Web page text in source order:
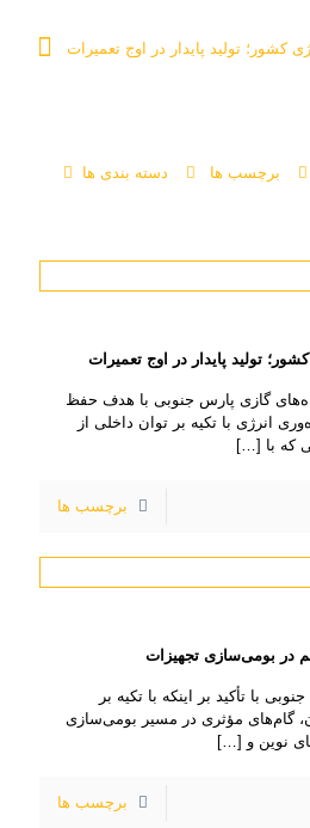
دسته بندی ها برچسب ها
تولید پایدار در اوج تعمیرات
گازی پارس جنوبی با هدف حفظ
انرژی با تکیه بر توان داخلی از
که با […]
برچسب ها
در بومی‌سازی تجهیزات
با تأکید بر اینکه با تکیه بر
گام‌های مؤثری در مسیر بومی‌سازی
نوین و […]
برچسب ها